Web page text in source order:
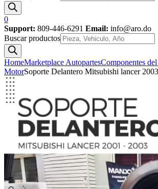
0
Support: 809-446-6291 Email: info@aro.do
Buscar productos
HomeMarketplace AutopartesComponentes
MotorSoporte Delantero Mitsubishi lancer 2003